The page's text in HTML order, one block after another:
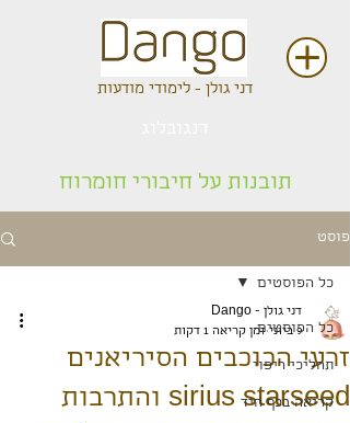
דני גולן - לימודי מודעות
תובנות על חיבורי חומרוח
פוסט
כל הפוסטים
תהליכי ריפוי
קריאה בכף היד
כל הפוסטים
זרעי הכוכבים הסיריאנים
sirius starseed והתרבות
דני גולן - Dango
9 ביוני
זמן קריאה 1 דקות